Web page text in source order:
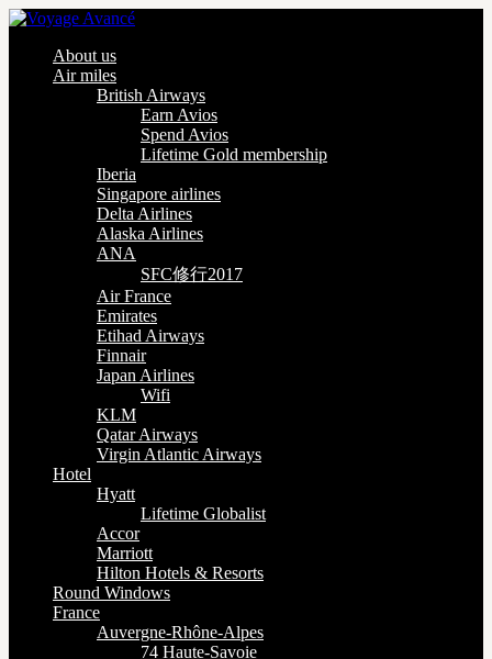
About us
Air miles
British Airways
Earn Avios
Spend Avios
Lifetime Gold membership
Iberia
Singapore airlines
Delta Airlines
Alaska Airlines
ANA
SFC修行2017
Air France
Emirates
Etihad Airways
Finnair
Japan Airlines
Wifi
KLM
Qatar Airways
Virgin Atlantic Airways
Hotel
Hyatt
Lifetime Globalist
Accor
Marriott
Hilton Hotels & Resorts
Round Windows
France
Auvergne-Rhône-Alpes
74 Haute-Savoie